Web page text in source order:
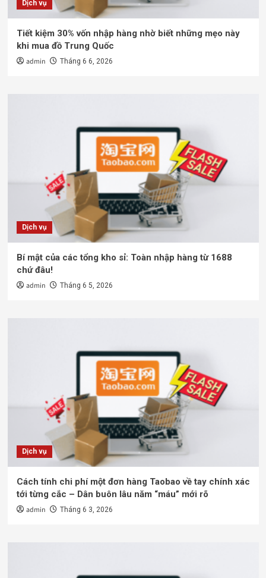
Dịch vụ
Tiết kiệm 30% vốn nhập hàng nhờ biết những mẹo này
khi mua đồ Trung Quốc
admin Tháng 6 6, 2026
Dịch vụ
Bí mật của các tổng kho sỉ: Toàn nhập hàng từ 1688
chứ đâu!
admin Tháng 6 5, 2026
Dịch vụ
Cách tính chi phí một đơn hàng Taobao về tay chính xác
tới từng cắc – Dân buôn lâu năm “máu” mới rõ
admin Tháng 6 3, 2026